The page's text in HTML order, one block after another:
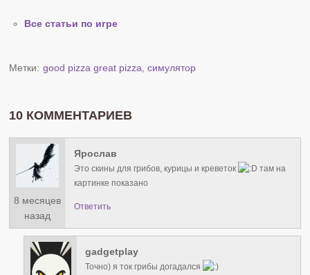
Все статьи по игре
Метки: good pizza great pizza ,симулятор
10 КОММЕНТАРИЕВ
8 месяцев
назад
Ярослав
Это скины для грибов, курицы и креветок
там на
картинке показано
Ответить
gadgetplay
Точно) я ток грибы догадался